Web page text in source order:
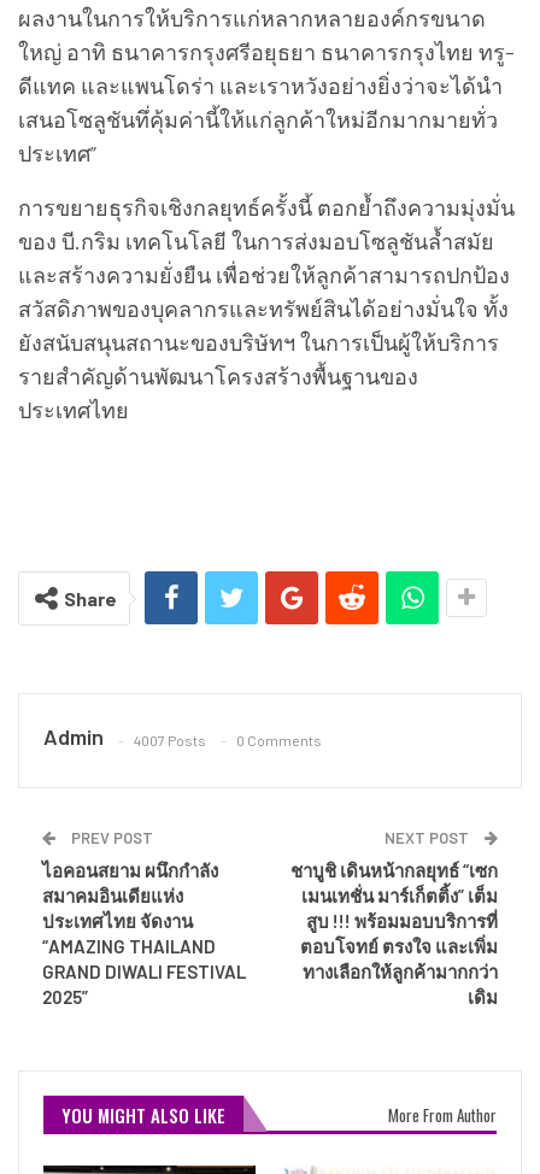
ผลงานในการให้บริการแก่หลากหลายองค์กรขนาด
ใหญ่ อาทิ ธนาคารกรุงศรีอยุธยา ธนาคารกรุงไทย ทรู-
ดีแทค และแพนโดร่า และเราหวังอย่างยิ่งว่าจะได้นำ
เสนอโซลูชันทึ่คุ้มค่านี้ให้แก่ลูกค้าใหม่อีกมากมายทั่ว
ประเทศ”
การขยายธุรกิจเชิงกลยุทธ์ครั้งนี้ ตอกย้ำถึงความมุ่งมั่น
ของ บี.กริม เทคโนโลยี ในการส่งมอบโซลูชันล้ำสมัย
และสร้างความยั่งยืน เพื่อช่วยให้ลูกค้าสามารถปกป้อง
สวัสดิภาพของบุคลากรและทรัพย์สินได้อย่างมั่นใจ ทั้ง
ยังสนับสนุนสถานะของบริษัทฯ ในการเป็นผู้ให้บริการ
รายสำคัญด้านพัฒนาโครงสร้างพื้นฐานของ
ประเทศไทย
Share
Admin 4007 Posts 0 Comments
PREV POST
ไอคอนสยาม ผนึกกำลัง
สมาคมอินเดียแห่ง
ประเทศไทย จัดงาน
“AMAZING THAILAND
GRAND DIWALI FESTIVAL
2025”
NEXT POST
ชาบูชิ เดินหน้ากลยุทธ์ “เซก
เมนเทชั่น มาร์เก็ตติ้ง” เต็ม
สูบ !!! พร้อมมอบบริการที่
ตอบโจทย์ ตรงใจ และเพิ่ม
ทางเลือกให้ลูกค้ามากกว่า
เดิม
YOU MIGHT ALSO LIKE More From Author